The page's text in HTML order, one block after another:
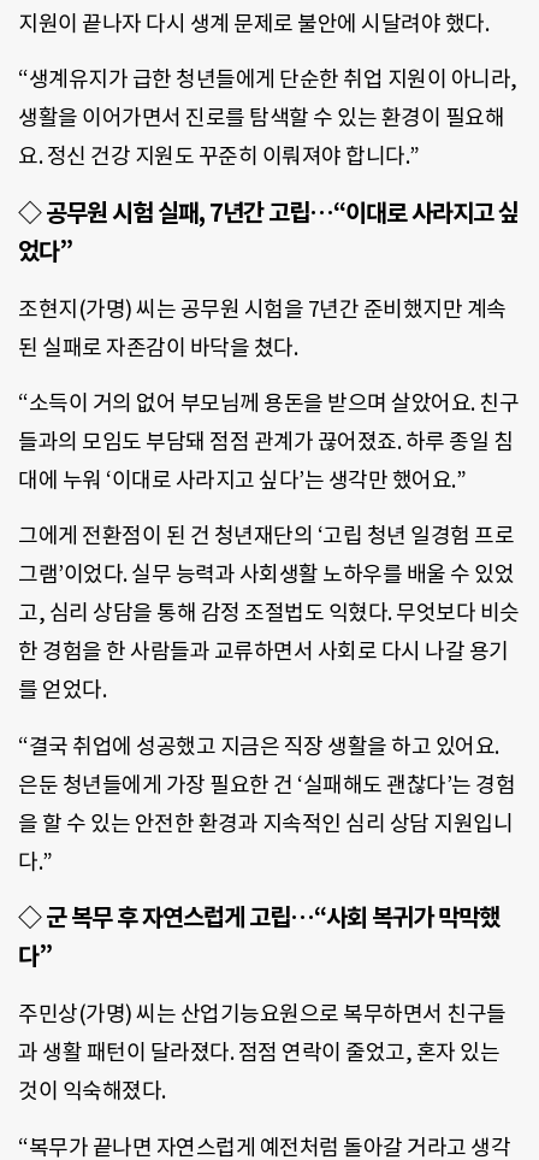
지원이 끝나자 다시 생계 문제로 불안에 시달려야 했다.
“생계유지가 급한 청년들에게 단순한 취업 지원이 아니라,
생활을 이어가면서 진로를 탐색할 수 있는 환경이 필요해
요. 정신 건강 지원도 꾸준히 이뤄져야 합니다.”
◇ 공무원 시험 실패, 7년간 고립…“이대로 사라지고 싶
었다”
조현지(가명) 씨는 공무원 시험을 7년간 준비했지만 계속
된 실패로 자존감이 바닥을 쳤다.
“소득이 거의 없어 부모님께 용돈을 받으며 살았어요. 친구
들과의 모임도 부담돼 점점 관계가 끊어졌죠. 하루 종일 침
대에 누워 ‘이대로 사라지고 싶다’는 생각만 했어요.”
그에게 전환점이 된 건 청년재단의 ‘고립 청년 일경험 프로
그램’이었다. 실무 능력과 사회생활 노하우를 배울 수 있었
고, 심리 상담을 통해 감정 조절법도 익혔다. 무엇보다 비슷
한 경험을 한 사람들과 교류하면서 사회로 다시 나갈 용기
를 얻었다.
“결국 취업에 성공했고 지금은 직장 생활을 하고 있어요.
은둔 청년들에게 가장 필요한 건 ‘실패해도 괜찮다’는 경험
을 할 수 있는 안전한 환경과 지속적인 심리 상담 지원입니
다.”
◇ 군 복무 후 자연스럽게 고립…“사회 복귀가 막막했
다”
주민상(가명) 씨는 산업기능요원으로 복무하면서 친구들
과 생활 패턴이 달라졌다. 점점 연락이 줄었고, 혼자 있는
것이 익숙해졌다.
“복무가 끝나면 자연스럽게 예전처럼 돌아갈 거라고 생각